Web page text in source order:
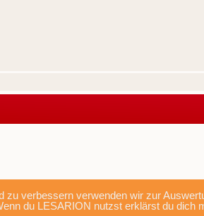
zu verbessern verwenden wir zur
du LESARION nutzst erklärst du dich